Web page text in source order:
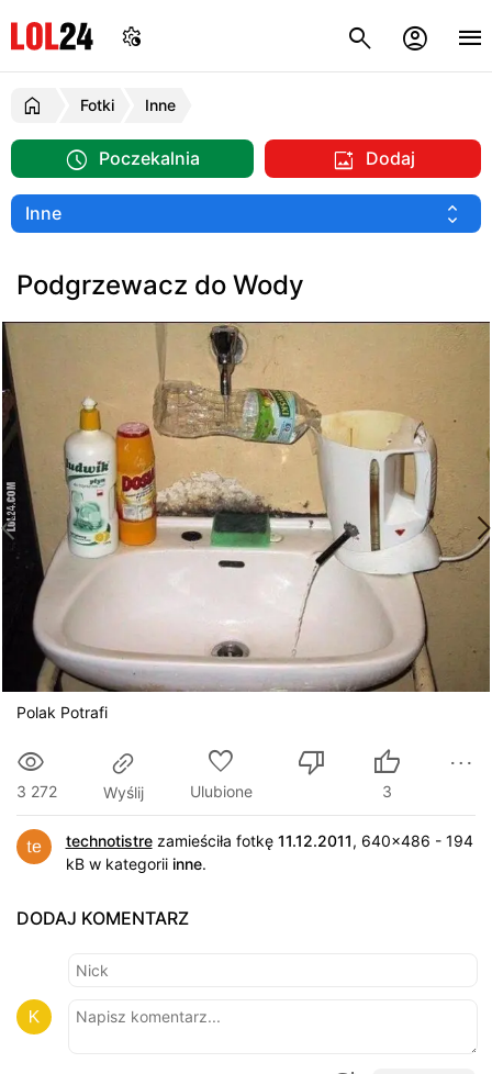
Fotki Inne
Poczekalnia Dodaj
Podgrzewacz do Wody
Polak Potrafi
3 272 Wyślij Ulubione 3
technotistrezamieściła fotkę 11.12.2011, 640x486 - 194
kB w kategorii inne.
DODAJ KOMENTARZ